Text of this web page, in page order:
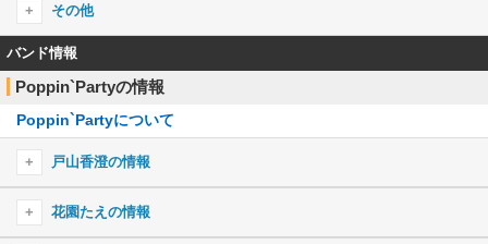
キミにもらったもの
夢見るSunflower
夏のドーン！
八月のif
Time Lapse
クリスマスのうた
B.O.F
いつも通りのBrand new days
Easy come,Easy go！
Sasanqua
I love your way！
RED RED RED
I knew it!
ONE OF US
もういちどルミナス
ゼッタイ宣言〜Recital〜
ぎゅっDAYS♪
きゅ〜まい＊flower
ワクワクmeetsトリップ
あっつあつ常夏らぶ☆サマー！
ゆめゆめグラデーション
ONENESS
Opera of the wasteland
軌跡
Neo-Aspect
Legendary
Sanctuary
R
わちゃ・もちゃ・ぺったん行進曲
ふわふわ☆ゆめいろサンドイッチ
ハイファイブ∞あどべんちゃっ
キミがいなくちゃっ！
はれやか すこやか ぴかりんりん♪
えがお・シング・あ・ソング
にこ×にこ=ハイパースマイルパワー！
ハーモニー・デイ
Sonorous
Secret Dawn
fly with the night
Fateful...
chAngE
A DECLATION OF ×××
EXPOSE ’Burn out!!!'
!NVATE SHOW!
Beautiful Birthday
mind of Prominence
OUTSIDER RODEO
Domination to world
灼熱 Bonfire!
ピコっと！パピっと！！ガルパ☆ピコ！！！
ひとりじゃないんだから
大盛り一丁！ガルパ☆ピコ
絆色のアンサンブル
ラスハピーポー！
競宴Red×Violet
その他
Glitter＊Green
Don’t be afraid
キャラソン
どきどきSING OUT！
花園電気ギター！！！
チョコレイトの低音レシピ
バンド情報
Poppin`Partyの情報
Poppin`Partyについて
戸山香澄の情報
戸山香澄のプロフィール
戸山香澄のキャラ一覧
花園たえの情報